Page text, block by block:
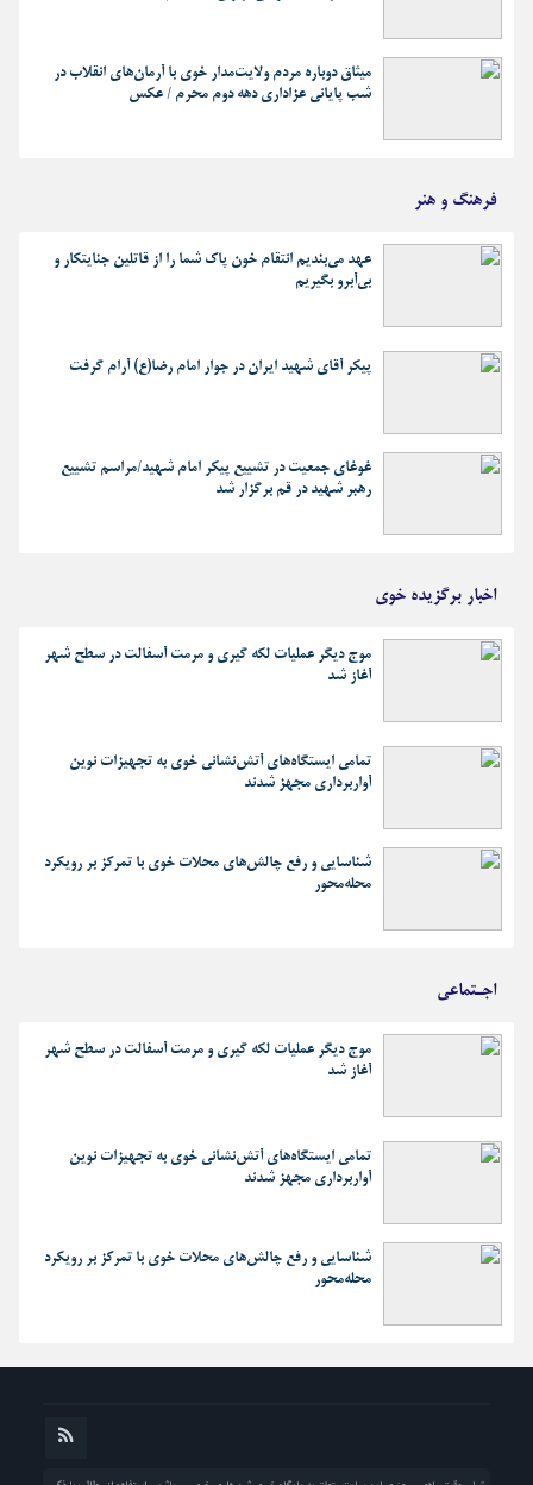
میثاق دوباره مردم ولایت‌مدار خوی با آرمان‌های انقلاب در
شب پایانی عزاداری دهه دوم محرم / عکس
فرهنگ و هنر
عهد می‌بندیم انتقام خون پاک شما را از قاتلین جنایتکار و
بی‌آبرو بگیریم
پیکر آقای شهید ایران در جوار امام رضا(ع) آرام گرفت
غوغای جمعیت در تشییع پیکر امام شهید/مراسم تشییع
رهبر شهید در قم برگزار شد
اخبار برگزیده خوی
موج دیگر عملیات لکه گیری و مرمت آسفالت در سطح شهر
آغاز شد
تمامی ایستگاه‌های آتش‌نشانی خوی به تجهیزات نوین
آواربرداری مجهز شدند
شناسایی و رفع چالش‌های محلات خوی با تمرکز بر رویکرد
محله‌محور
اجـتماعی
موج دیگر عملیات لکه گیری و مرمت آسفالت در سطح شهر
آغاز شد
تمامی ایستگاه‌های آتش‌نشانی خوی به تجهیزات نوین
آواربرداری مجهز شدند
شناسایی و رفع چالش‌های محلات خوی با تمرکز بر رویکرد
محله‌محور